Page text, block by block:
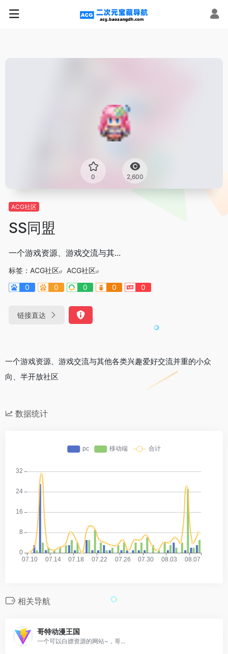
0 2,600
ACG社区
SS同盟
一个游戏资源、游戏交流与其...
标签： ACG社区
ACG社区
0
0 0 0 0
链接直达
一个游戏资源、游戏交流与其他各类兴趣爱好交流并重的小众
向、半开放社区
数据统计
相关导航
哥特动漫王国
一个可以白嫖资源的网站~，哥...